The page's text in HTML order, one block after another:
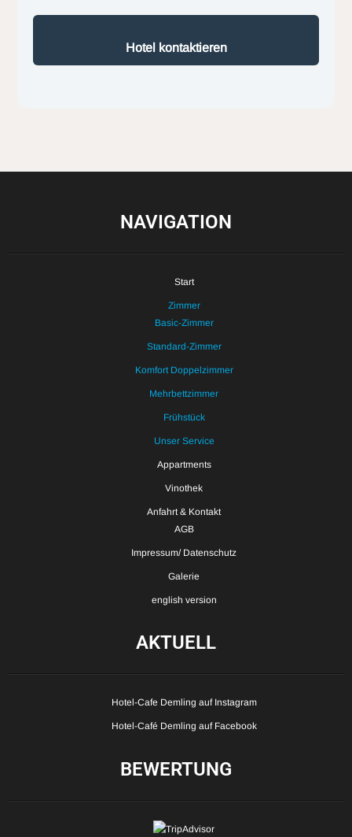
Hotel kontaktieren
NAVIGATION
Start
Zimmer
Basic-Zimmer
Standard-Zimmer
Komfort Doppelzimmer
Mehrbettzimmer
Frühstück
Unser Service
Appartments
Vinothek
Anfahrt & Kontakt
AGB
Impressum/ Datenschutz
Galerie
english version
AKTUELL
Hotel-Cafe Demling auf Instagram
Hotel-Café Demling auf Facebook
BEWERTUNG